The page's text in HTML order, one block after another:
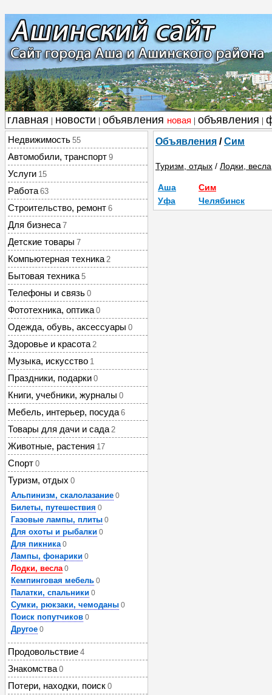
главная новости объявления новая объявления
Недвижимость 55
Автомобили, транспорт 9
Услуги 15
Работа 63
Строительство, ремонт 6
Для бизнеса 7
Детские товары 7
Компьютерная техника 2
Бытовая техника 5
Телефоны и связь 0
Фототехника, оптика 0
Одежда, обувь, аксессуары 0
Здоровье и красота 2
Музыка, искусство 1
Праздники, подарки 0
Книги, учебники, журналы 0
Мебель, интерьер, посуда 6
Товары для дачи и сада 2
Животные, растения 17
Спорт 0
Туризм, отдых 0
Альпинизм, скалолазание 0
Билеты, путешествия 0
Газовые лампы, плиты 0
Для охоты и рыбалки 0
Для пикника 0
Лампы, фонарики 0
Лодки, весла 0
Кемпинговая мебель 0
Палатки, спальники 0
Сумки, рюкзаки, чемоданы 0
Поиск попутчиков 0
Другое 0
Продовольствие 4
Знакомства 0
Потери, находки, поиск 0
Объявления /Сим
Туризм, отдых / Лодки, весла
Аша
Сим
Уфа
Челябинск